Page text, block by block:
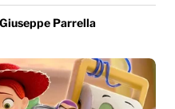
Giuseppe Parrella